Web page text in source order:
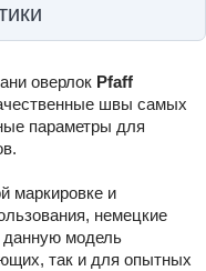
оверлок Pfaff
швы самых
параметры для
маркировке и
немецкие
данную модель
так и для опытных